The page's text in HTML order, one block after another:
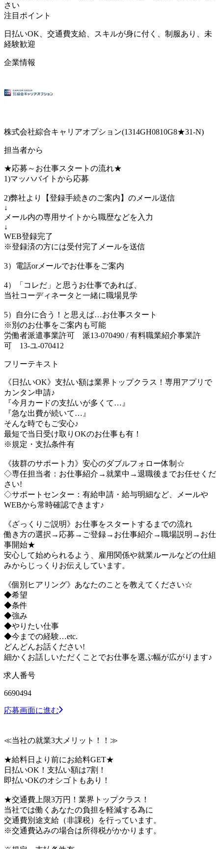
さい
注目ポイント
日払いOK、交通費支給、スキルが身に付く、制服あり、未
経験歓迎
企業情報
株式会社綜合キャリアオプション(1314GH0810G8★31-N)
担当者から
★応募～お仕事スタートの流れ★
1)マッハバイトから応募
2)弊社より【登録手続きのご案内】のメール送信
↓
メール内の専用サイトから職歴などを入力
↓
WEB登録完了
※登録済の方には受付完了メールを送信
3）電話orメールでお仕事をご案内
4）「コレだ」と思うお仕事であれば、
当社コーディネータと一緒に職場見学
5）自分に合う！と思えば…お仕事スタート
※別のお仕事をご案内も可能
労働者派遣事業許可 派13-070490 / 有料職業紹介事業許
可 13-ユ-070412
フリーテキスト
《日払いOK》支払い額は業界トップクラス！専用アプリで
カンタン申請♪
『今月カードの支払いが多くて…』
『急な出費が続いて…』
そんな時でもご安心♪
最短で当日受け取りOKのお仕事も有！
※規定・支払条件有
《抜群のサポート力》安心のダブルフォロー体制☆
◇専任担当者：お仕事紹介→就業中→退職後までお任せくだ
さい!
◇サポートセンター：有給申請・給与明細など、メールや
WEBから常時確認できます♪
《ざっくりご説明》お仕事をスタートするまでの流れ
働き方の選択→応募→ご登録→お仕事紹介→職場説明→お仕
事開始★
安心して始められるよう、雇用関係や就業ルールなどの仕組
みからじっくりお伝えしています。
《個別ヒアリング》あなたのことを教えてください☆
◆希望
◆条件
◆強み
◆やりたい仕事
◆今までの経験…etc.
どんどんお話ください!
細かくお話しいただくことでお仕事を選ぶ幅が広がります♪
求人番号
6690494
応募画面に進む
≪当社の就業3大メリット！！≫
★給料日より前にお給料GET★
日払いOK！支払い額は7割！
即払いOKのオシゴトもあり！
★交通費上限3万円！業界トップクラス！
当社では働くあなたの負担を軽減する為に
交通費別途支給（非課税）を行っています。
※交通費込みの場合は所得税がかかります。